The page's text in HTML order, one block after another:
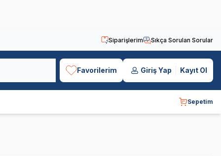
Siparişlerim Sıkça Sorulan Sorular
Favorilerim Giriş Yap Kayıt Ol
Sepetim